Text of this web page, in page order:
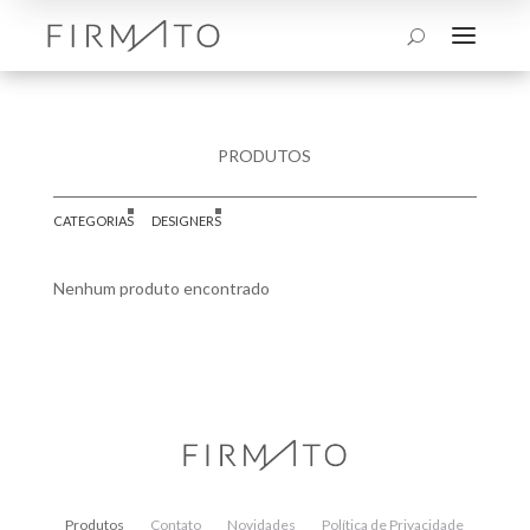
U a
PRODUTOS
CATEGORIAS DESIGNERS
Nenhum produto encontrado
Produtos Contato Novidades
Política de Privacidade